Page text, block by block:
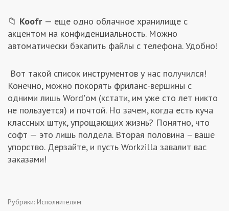
📁 Koofr — еще одно облачное хранилище с
акцентом на конфиденциальность. Можно
автоматически бэкапить файлы с телефона. Удобно!
Вот такой список инструментов у нас получился!
Конечно, можно покорять фриланс-вершины с
одними лишь Word'ом (кстати, им уже сто лет никто
не пользуется) и почтой. Но зачем, когда есть куча
классных штук, упрощающих жизнь? Понятно, что
софт — это лишь полдела. Вторая половина – ваше
упорство. Дерзайте, и пусть Workzilla завалит вас
заказами!
Рубрики: Исполнителям